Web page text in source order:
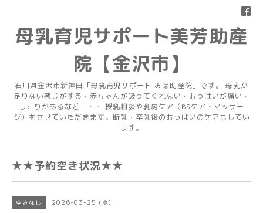
母乳育児サポート美芳助産
院【金沢市】
石川県金沢市新神田「母乳育児サポート みほ助産院」です。 母乳が
足りない感じがする・赤ちゃんが吸ってくれない・おっぱいが痛い・
しこりがあるなど・・・ 授乳相談や乳房ケア（BSケア・マッサー
ジ）をさせていただきます。断乳・卒乳後のおっぱいのケアもしてい
ます。
★★予約空き状況★★
空きなし 2026-03-25 (水)